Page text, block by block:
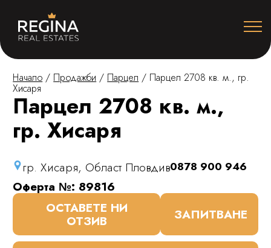
Начало / Продажби / Парцел / Парцел 2708 кв. м., гр.
Хисаря
Парцел 2708 кв. м.,
гр. Хисаря
гр. Хисаря, Област Пловдив0878 900 946
Оферта №: 89816
ОСТАВЕТЕ НИ
ОТЗИВ ЗАПИТВАНЕ